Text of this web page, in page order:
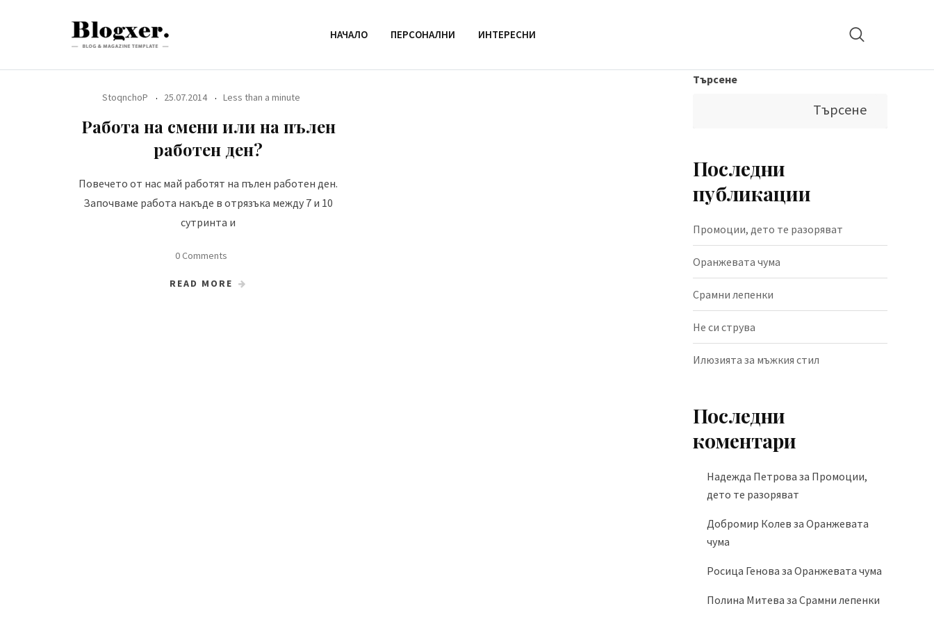
НАЧАЛО ПЕРСОНАЛНИ ИНТЕРЕСНИ
StoqnchoP 25.07.2014 Less than a minute
Работа на смени или на пълен
работен ден?
Повечето от нас май работят на пълен работен ден.
Започваме работа накъде в отрязъка между 7 и 10
сутринта и
0 Comments
READ MORE
Търсене
Търсене
Последни
публикации
Промоции, дето те разоряват
Оранжевата чума
Срамни лепенки
Не си струва
Илюзията за мъжкия стил
Последни
коментари
Надежда Петрова за Промоции,
дето те разоряват
Добромир Колев за Оранжевата
чума
Росица Генова за Оранжевата чума
Полина Митева за Срамни лепенки